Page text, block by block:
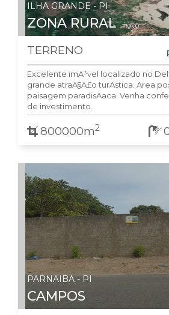
ILHA GRANDE - PI
ZONA RURAL
TERRENO
Excelente imA³vel localizado no
grande atraA§A£o turA­stica. Area
paisagem paradisA­aca. Venha
de investimento.
800000m2
PARNAIBA - PI
CAMPOS